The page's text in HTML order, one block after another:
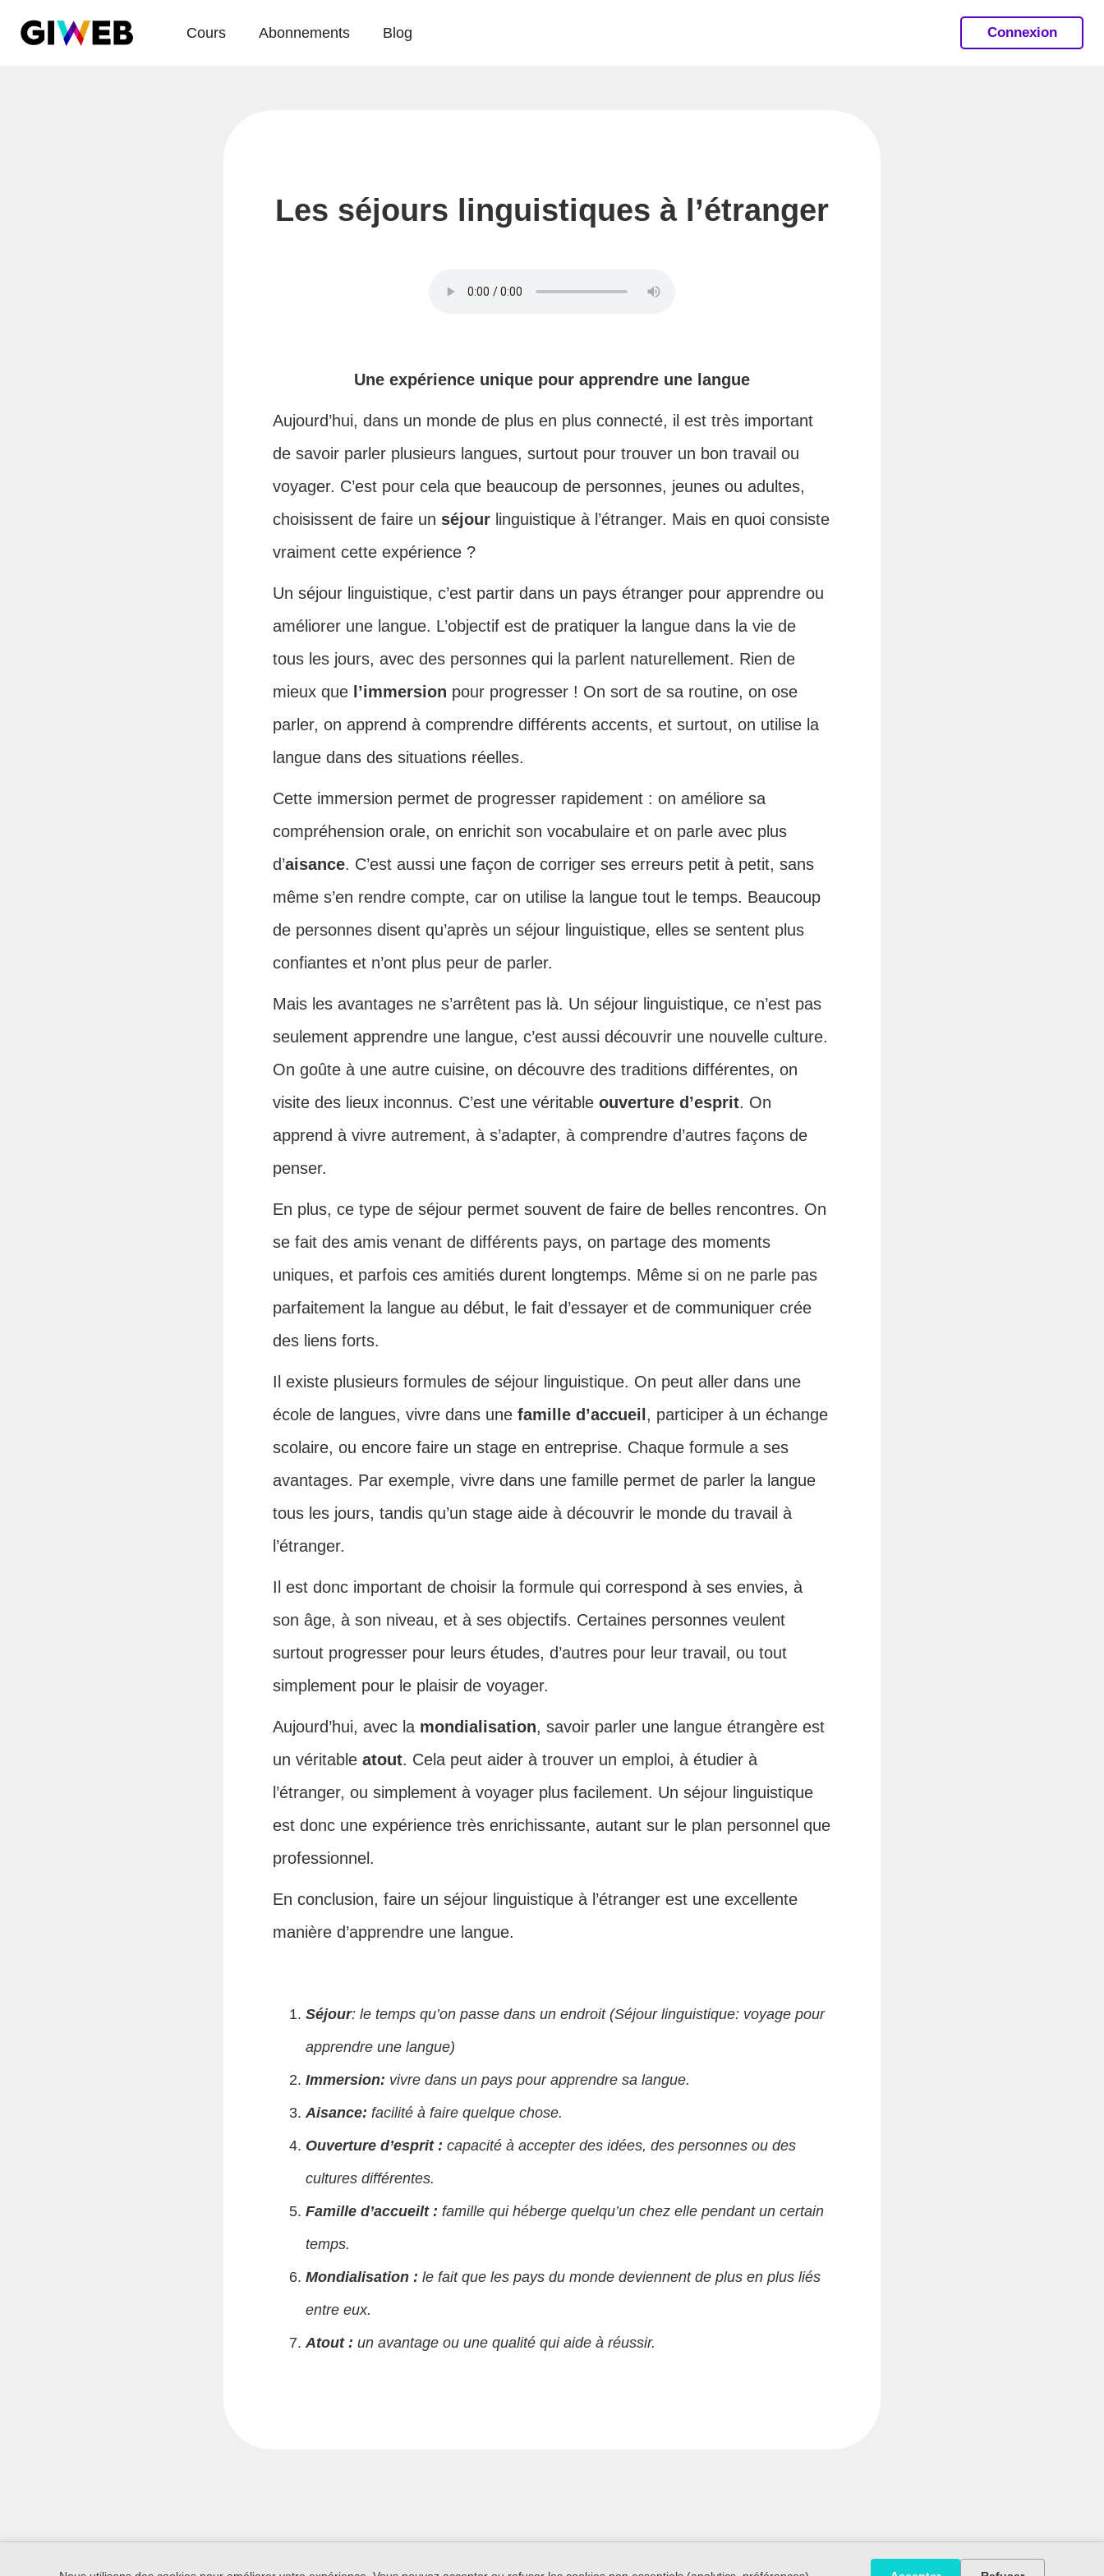
Cours Abonnements Blog Connexion
Les séjours linguistiques à l’étranger
Une expérience unique pour apprendre une langue
Aujourd’hui, dans un monde de plus en plus connecté, il est très important
de savoir parler plusieurs langues, surtout pour trouver un bon travail ou
voyager. C’est pour cela que beaucoup de personnes, jeunes ou adultes,
choisissent de faire un séjour linguistique à l’étranger. Mais en quoi consiste
vraiment cette expérience ?
Un séjour linguistique, c’est partir dans un pays étranger pour apprendre ou
améliorer une langue. L’objectif est de pratiquer la langue dans la vie de
tous les jours, avec des personnes qui la parlent naturellement. Rien de
mieux que l’immersion pour progresser ! On sort de sa routine, on ose
parler, on apprend à comprendre différents accents, et surtout, on utilise la
langue dans des situations réelles.
Cette immersion permet de progresser rapidement : on améliore sa
compréhension orale, on enrichit son vocabulaire et on parle avec plus
d’aisance. C’est aussi une façon de corriger ses erreurs petit à petit, sans
même s’en rendre compte, car on utilise la langue tout le temps. Beaucoup
de personnes disent qu’après un séjour linguistique, elles se sentent plus
confiantes et n’ont plus peur de parler.
Mais les avantages ne s’arrêtent pas là. Un séjour linguistique, ce n’est pas
seulement apprendre une langue, c’est aussi découvrir une nouvelle culture.
On goûte à une autre cuisine, on découvre des traditions différentes, on
visite des lieux inconnus. C’est une véritable ouverture d’esprit. On
apprend à vivre autrement, à s’adapter, à comprendre d’autres façons de
penser.
En plus, ce type de séjour permet souvent de faire de belles rencontres. On
se fait des amis venant de différents pays, on partage des moments
uniques, et parfois ces amitiés durent longtemps. Même si on ne parle pas
parfaitement la langue au début, le fait d’essayer et de communiquer crée
des liens forts.
Il existe plusieurs formules de séjour linguistique. On peut aller dans une
école de langues, vivre dans une famille d’accueil , participer à un échange
scolaire, ou encore faire un stage en entreprise. Chaque formule a ses
avantages. Par exemple, vivre dans une famille permet de parler la langue
tous les jours, tandis qu’un stage aide à découvrir le monde du travail à
l’étranger.
Il est donc important de choisir la formule qui correspond à ses envies, à
son âge, à son niveau, et à ses objectifs. Certaines personnes veulent
surtout progresser pour leurs études, d’autres pour leur travail, ou tout
simplement pour le plaisir de voyager.
Aujourd’hui, avec la mondialisation, savoir parler une langue étrangère est
un véritable atout. Cela peut aider à trouver un emploi, à étudier à
l’étranger, ou simplement à voyager plus facilement. Un séjour linguistique
est donc une expérience très enrichissante, autant sur le plan personnel que
professionnel.
En conclusion, faire un séjour linguistique à l’étranger est une excellente
manière d’apprendre une langue.
Séjour: le temps qu’on passe dans un endroit (Séjour linguistique: voyage pour
apprendre une langue)
Immersion: vivre dans un pays pour apprendre sa langue.
Aisance: facilité à faire quelque chose.
Ouverture d’esprit : capacité à accepter des idées, des personnes ou des
cultures différentes.
Famille d’accueilt : famille qui héberge quelqu’un chez elle pendant un certain
temps.
Mondialisation : le fait que les pays du monde deviennent de plus en plus liés
entre eux.
Atout : un avantage ou une qualité qui aide à réussir.